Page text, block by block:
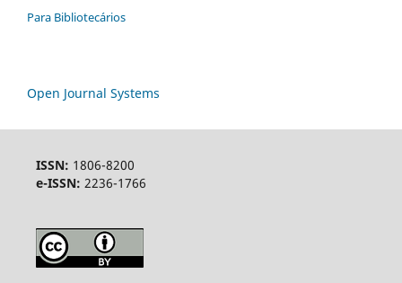
Para Bibliotecários
Open Journal Systems
ISSN: 1806-8200
e-ISSN: 2236-1766